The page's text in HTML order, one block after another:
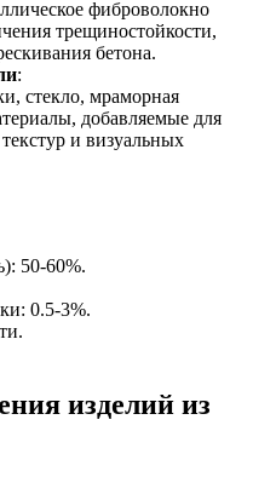
фиброволокно
трещиностойкости,
бетона.
:
стекло, мраморная
добавляемые для
и визуальных
50-60%.
0.5-3%.
изделий из